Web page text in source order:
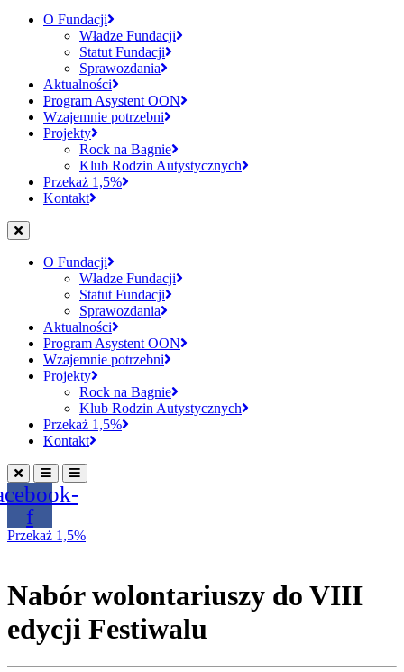
O Fundacji
Władze Fundacji
Statut Fundacji
Sprawozdania
Aktualności
Program Asystent OON
Wzajemnie potrzebni
Projekty
Rock na Bagnie
Klub Rodzin Autystycznych
Przekaż 1,5%
Kontakt
O Fundacji
Władze Fundacji
Statut Fundacji
Sprawozdania
Aktualności
Program Asystent OON
Wzajemnie potrzebni
Projekty
Rock na Bagnie
Klub Rodzin Autystycznych
Przekaż 1,5%
Kontakt
f
Przekaż 1,5%
Nabór wolontariuszy do VIII
edycji Festiwalu